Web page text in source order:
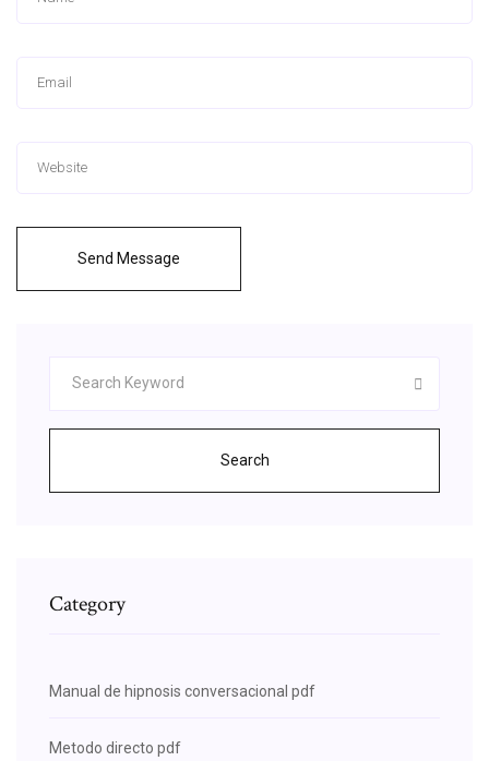
Send Message
Search
Category
Manual de hipnosis conversacional pdf
Metodo directo pdf